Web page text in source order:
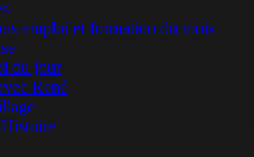
emploi et formation du mois
du jour
René